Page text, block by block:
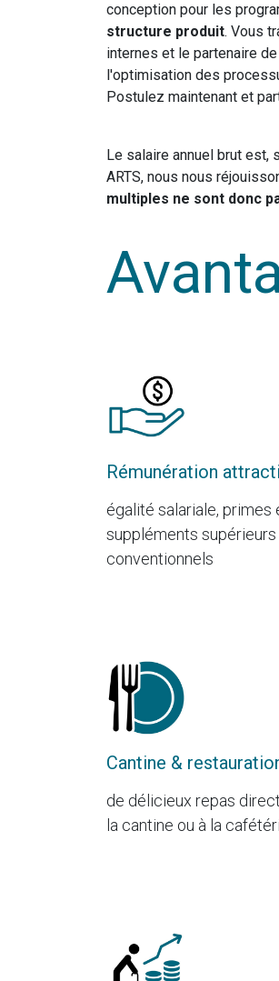
conception pour les
structure produit. Vous
internes et le partenaire
l'optimisation des
Postulez maintenant et
Le salaire annuel brut est,
ARTS, nous nous
multiples ne sont donc
Rémunération
égalité salariale,
suppléments
conventionnels
Cantine &
de délicieux repas
la cantine ou à la